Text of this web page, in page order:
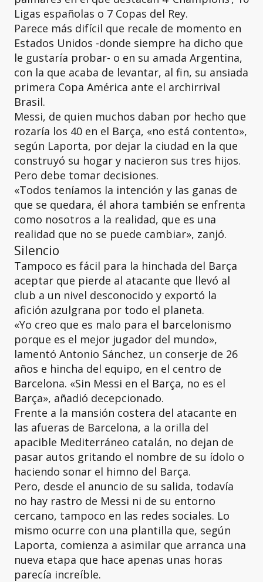
Ligas españolas o 7 Copas del Rey.
Parece más difícil que recale de momento en
Estados Unidos -donde siempre ha dicho que
le gustaría probar- o en su amada Argentina,
con la que acaba de levantar, al fin, su ansiada
primera Copa América ante el archirrival
Brasil.
Messi, de quien muchos daban por hecho que
rozaría los 40 en el Barça, «no está contento»,
según Laporta, por dejar la ciudad en la que
construyó su hogar y nacieron sus tres hijos.
Pero debe tomar decisiones.
«Todos teníamos la intención y las ganas de
que se quedara, él ahora también se enfrenta
como nosotros a la realidad, que es una
realidad que no se puede cambiar», zanjó.
Silencio
Tampoco es fácil para la hinchada del Barça
aceptar que pierde al atacante que llevó al
club a un nivel desconocido y exportó la
afición azulgrana por todo el planeta.
«Yo creo que es malo para el barcelonismo
porque es el mejor jugador del mundo»,
lamentó Antonio Sánchez, un conserje de 26
años e hincha del equipo, en el centro de
Barcelona. «Sin Messi en el Barça, no es el
Barça», añadió decepcionado.
Frente a la mansión costera del atacante en
las afueras de Barcelona, a la orilla del
apacible Mediterráneo catalán, no dejan de
pasar autos gritando el nombre de su ídolo o
haciendo sonar el himno del Barça.
Pero, desde el anuncio de su salida, todavía
no hay rastro de Messi ni de su entorno
cercano, tampoco en las redes sociales. Lo
mismo ocurre con una plantilla que, según
Laporta, comienza a asimilar que arranca una
nueva etapa que hace apenas unas horas
parecía increíble.